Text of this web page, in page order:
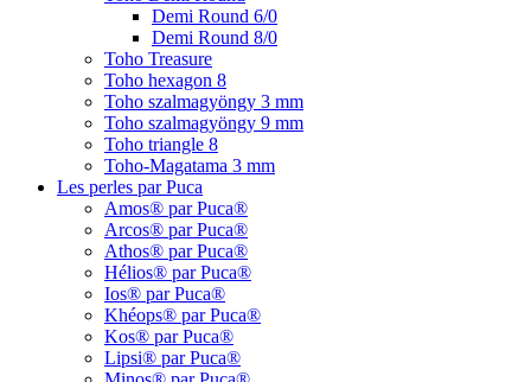
Demi Round 6/0
Demi Round 8/0
Toho Treasure
Toho hexagon 8
Toho szalmagyöngy 3 mm
Toho szalmagyöngy 9 mm
Toho triangle 8
Toho-Magatama 3 mm
Les perles par Puca
Amos® par Puca®
Arcos® par Puca®
Athos® par Puca®
Hélios® par Puca®
Ios® par Puca®
Khéops® par Puca®
Kos® par Puca®
Lipsi® par Puca®